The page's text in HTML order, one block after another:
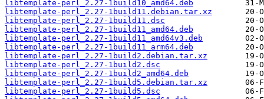
libtemplate-perl_2.27-1build10_amd64.deb
libtemplate-perl_2.27-1build11.debian.tar.xz
libtemplate-perl_2.27-1build11.dsc
libtemplate-perl_2.27-1build11_amd64.deb
libtemplate-perl_2.27-1build11_amd64v3.deb
libtemplate-perl_2.27-1build11_arm64.deb
libtemplate-perl_2.27-1build2.debian.tar.xz
libtemplate-perl_2.27-1build2.dsc
libtemplate-perl_2.27-1build2_amd64.deb
libtemplate-perl_2.27-1build5.debian.tar.xz
libtemplate-perl_2.27-1build5.dsc